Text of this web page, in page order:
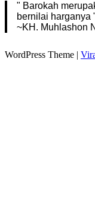
" Barokah
bernilai harganya
~KH. Muhlashon
WordPress Theme |